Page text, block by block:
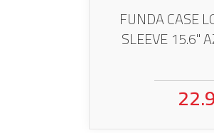
FUNDA CASE
SLEEVE 15.6"